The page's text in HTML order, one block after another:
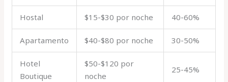
Hostal $15-$30 por noche 40-60%
Apartamento $40-$80 por noche 30-50%
Hotel
Boutique
$50-$120 por
noche
25-45%